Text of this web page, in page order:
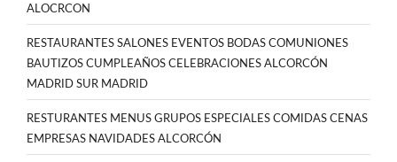
ALOCRCON
RESTAURANTES SALONES EVENTOS BODAS COMUNIONES
BAUTIZOS CUMPLEAÑOS CELEBRACIONES ALCORCÓN
MADRID SUR MADRID
RESTURANTES MENUS GRUPOS ESPECIALES COMIDAS CENAS
EMPRESAS NAVIDADES ALCORCÓN